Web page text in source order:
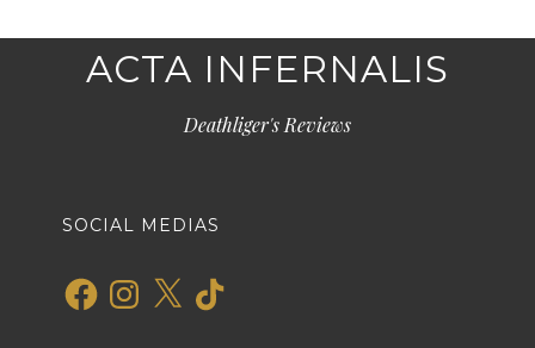
ACTA INFERNALIS
Deathliger's Reviews
SOCIAL MEDIAS
FacebookInstagram
X TikTok